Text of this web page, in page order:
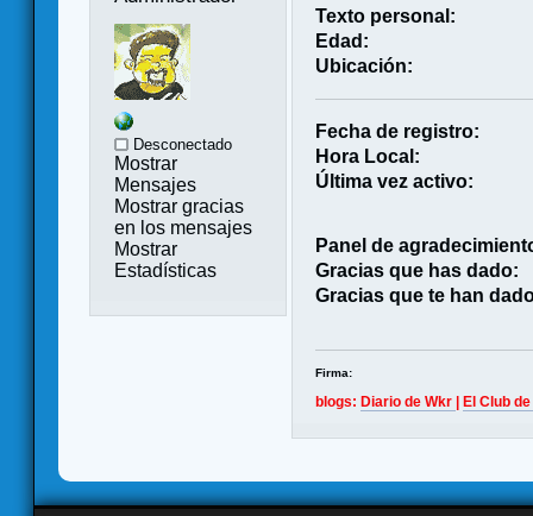
Desconectado
Mostrar
Mensajes
Mostrar gracias
en los mensajes
Mostrar
Estadísticas
Texto personal:
Edad:
Ubicación:
Fecha de registro:
Hora Local:
Última vez activo:
Panel de
Gracias que has dado:
Gracias que te han
Firma:
blogs:Diario de Wkr |El Club